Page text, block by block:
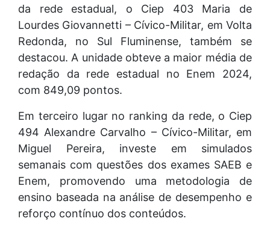
da rede estadual, o Ciep 403 Maria de
Lourdes Giovannetti – Cívico-Militar, em Volta
Redonda, no Sul Fluminense, também se
destacou. A unidade obteve a maior média de
redação da rede estadual no Enem 2024,
com 849,09 pontos.
Em terceiro lugar no ranking da rede, o Ciep
494 Alexandre Carvalho – Cívico-Militar, em
Miguel Pereira, investe em simulados
semanais com questões dos exames SAEB e
Enem, promovendo uma metodologia de
ensino baseada na análise de desempenho e
reforço contínuo dos conteúdos.